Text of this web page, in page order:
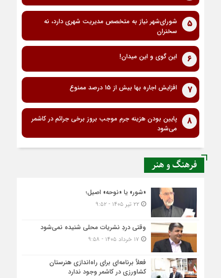
5
شورای‌شهر نیاز به متخصص مدیریت شهری دارد، نه
سخنران
6 این گوی و این میدان!
7 افزایش اجاره بها بیش از 15 درصد ممنوع
8
پایین بودن هزینه جرم موجب بروز برخی جرائم در کاشمر
می‌شود
فرهنگ و هنر
«شور» یا «نوحه» اصیل؛
۲۲ تیر ۱۴۰۵ - ۹:۵۲
وقتی دردِ نشریات محلی شنیده نمی‌شود
فعلاً برنامه‌ای برای راه‌اندازی هنرستان
کشاورزی در کاشمر وجود ندارد